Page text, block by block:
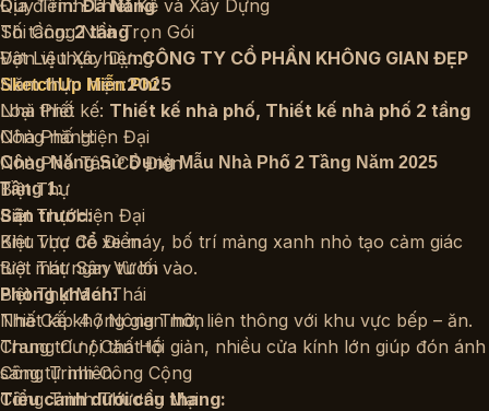
Quy Trình Thiết Kế và Xây Dựng
Thi Công Nhà Trọn Gói
Vật Liệu Xây Dựng
SketchUp Miễn Phí
Nhà Phố
Nhà Phố Hiện Đại
Nhà Phố Tân Cổ Điển
Biệt Thự
Biệt Thự Hiện Đại
Biệt Thự Cổ Điển
Biệt Thự Sân Vườn
Biệt Thự Mái Thái
Nhà Cấp 4 / Nông Thôn
Chung Cư / Căn Hộ
Công Trình Công Cộng
Công Trình Thương Mại
Địa điểm:Đà Nẵng
Số tầng:2 tầng
Đơn vị thực hiện:CÔNG TY CỔ PHẦN KHÔNG GIAN ĐẸP
Năm thực hiện:2025
Loại thiết kế: Thiết kế nhà phố, Thiết kế nhà phố 2 tầng
Công năng:
Công Năng Sử Dụng Mẫu Nhà Phố 2 Tầng Năm 2025
Tầng 1:
Sân trước:
Khu vực để xe máy, bố trí mảng xanh nhỏ tạo cảm giác
tươi mát ngay từ lối vào.
Phòng khách:
Thiết kế không gian mở, liên thông với khu vực bếp – ăn.
Trang trí nội thất tối giản, nhiều cửa kính lớn giúp đón ánh
sáng tự nhiên.
Tiểu cảnh dưới cầu thang: